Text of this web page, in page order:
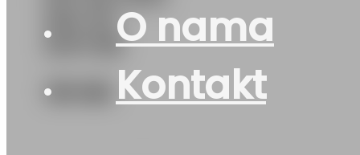
O nama
Kontakt
97V XL
DOT:26
181